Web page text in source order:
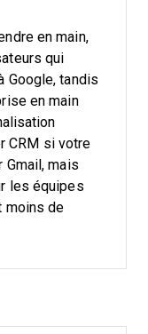
en main,
qui
Google, tandis
en main
CRM si votre
mais
les équipes
moins de